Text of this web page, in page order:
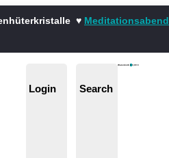
♥ Meditationsabend
Login Search
Warenkorb 0 0,00 €